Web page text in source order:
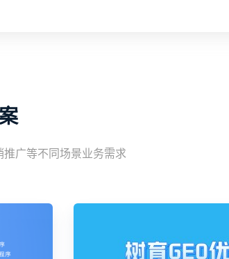
广等不同场景业务需求